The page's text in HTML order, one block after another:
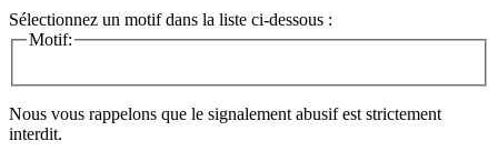
Sélectionnez un motif dans la liste ci-dessous :
Motif:
Nous vous rappelons que le signalement abusif est strictement
interdit.